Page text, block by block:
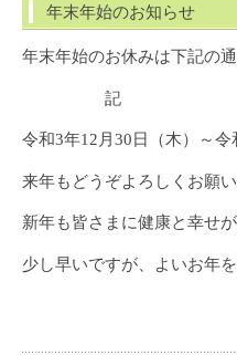
年末年始のお知らせ
年末年始のお休みは下記の通
記
令和3年12月30日（木）～令
来年もどうぞよろしくお願い
新年も皆さまに健康と幸せ
少し早いですが、よいお年